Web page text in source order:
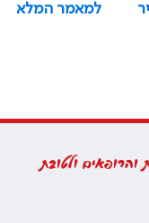
למאמר המלא
והרופאים ולטובת